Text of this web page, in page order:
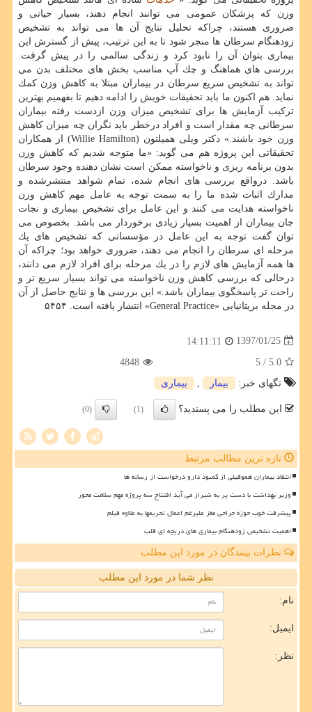
وزن كه پزشكان عمومی می توانند انجام دهند، بسیار حیاتی و
ضروری هستند، چراكه تحلیل نتایج آن ها می تواند به تشخیص
زودهنگام سرطان ها منجر شود تا به این ترتیب، پیش از گسترش این
بیماری بتوان آن را نابود كرد و زندگی سالمی را در پیش گرفت.
بررسی های هماهنگ و چك آپ مناسب بخش های مختلف بدن می
تواند به تشخیص سریع سرطان در بیماران مبتلا به كاهش وزن كمك
نماید. هم اكنون ما باید تحقیقات خویش را ادامه دهیم تا بفهمیم بهترین
تركیب آزمایش ها برای تشخیص میزان وزن ازدست رفته بیماران
سرطانی چه مقدار است و افراد درخطر باید نگران چه میزان كاهش
وزن خود باشند.» دكتر ویلی همیلتون (Willie Hamilton) از همكاران
تحقیقاتی این پروژه هم می گوید: «ما متوجه شدیم كه كاهش وزن
بدون برنامه ریزی و ناخواسته ممكن است نشان دهنده وجود سرطان
باشد. درواقع بررسی های انجام شده، تمام شواهد منتشرشده و
مدارك اثبات شده ما را به سمت توجه به عامل مهم كاهش وزن
ناخواسته هدایت می كنند و این عامل برای تشخیص بیماری و نجات
جان بیماران از اهمیت بسیار زیادی برخوردار می باشد. بخصوص می
توان گفت توجه به این عامل در مؤسساتی كه تشخیص های یك
مرحله ای سرطان را انجام می دهند، ضروری خواهد بود؛ چراكه آن
ها همه آزمایش های لازم را در یك مرحله برای افراد لازم می دانند،
درحالی كه بررسی كاهش وزن ناخواسته می تواند بسیار سریع تر و
راحت تر پاسخگوی بیماران باشد.» این بررسی ها و نتایج حاصل از آن
در مجله بریتانیایی «General Practice» انتشار یافته است. ۵۴۵۴
1397/01/25
14:11:11
5.0
/ 5
4848
تگهای خبر:
بیمار بیماری
این مطلب را می پسندید؟ (1)
(0)
تازه ترین مطالب مرتبط
انتقاد بیماران هموفیلی از کمبود دارو درخواست از رسانه ها
وزیر بهداشت با دست پر به شیراز می آید افتتاح سه پروژه مهم سلامت محور
پیشرفت خوب حوزه جراحی مغز علیرغم اعمال تحریمها به علاوه فیلم
اهمیت تشخیص زودهنگام بیماری های دریچه ای قلب
نظرات بینندگان در مورد این مطلب
نظر شما در مورد این مطلب
نام:
ایمیل:
نظر: